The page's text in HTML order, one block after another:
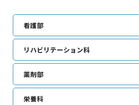
特長と取り組み
医療関係者の方へ
病院について
看護部
リハビリテーション科
薬剤部
栄養科